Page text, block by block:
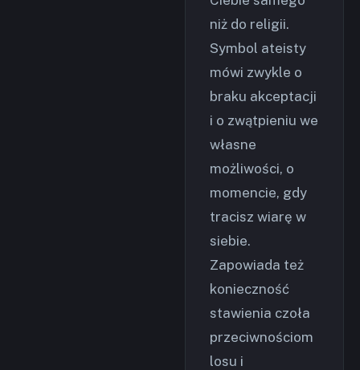
niż do religii.
Symbol ateisty
mówi zwykle o
braku akceptacji
i o zwątpieniu we
własne
możliwości, o
momencie, gdy
tracisz wiarę w
siebie.
Zapowiada też
konieczność
stawienia czoła
przeciwnościom
losu i